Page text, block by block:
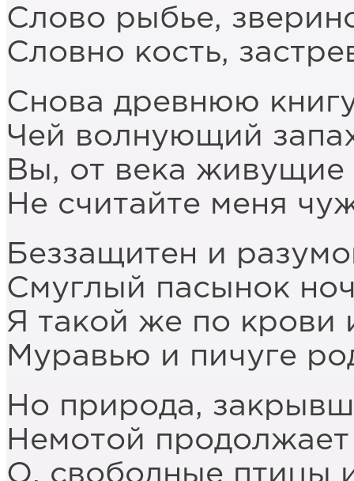
Слово рыбье,
Словно кость,
Снова древнюю
Чей волнующий
Вы, от века живущие
Не считайте меня
Беззащитен и
Смуглый пасынок
Я такой же по крови
Муравью и пичуге
Но природа,
Немотой продолжает
О, свободные птицы